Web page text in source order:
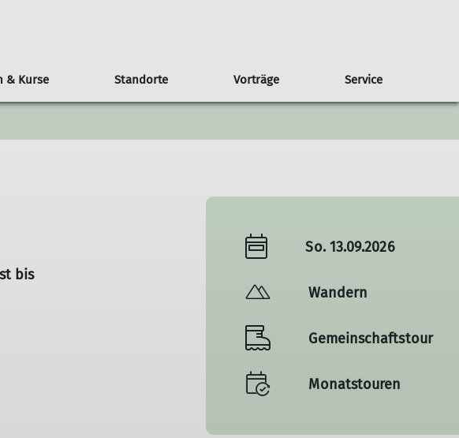
& Referenten Touren- & Kursteam
Draußen aktiv sein
& Kurse
Kletterkurse Outdoor Kletterkurse
Standorte
Höhenweg Geschäftsstelle
Vorträge Service
Versicherung Verleih
bis
So. 13.09.2026
Wandern
Gemeinschaftstour
Monatstouren